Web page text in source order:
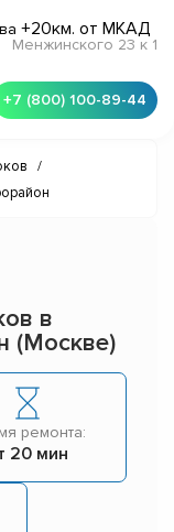
+20км. от МКАД
Менжинского 23 к 1
+7 (800) 100-89-44
/
в
(Москве)
ремонта:
20 мин